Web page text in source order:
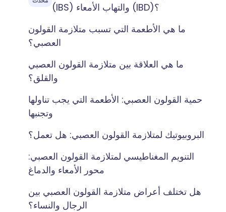
(IBS) والتهاب الأمعاء (IBD)؟
ما هي الأطعمة التي تسبب متلازمة القولون
العصبي؟
ما هي العلاقة بين متلازمة القولون العصبي
والقلق؟
حمية القولون العصبي: الأطعمة التي يجب تناولها
وتجنبها
البروبيوتيك لمتلازمة القولون العصبي: هل تعمل؟
التنويم المغناطيسي لمتلازمة القولون العصبي:
محور الأمعاء والدماغ
هل تختلف أعراض متلازمة القولون العصبي بين
الرجال والنساء؟